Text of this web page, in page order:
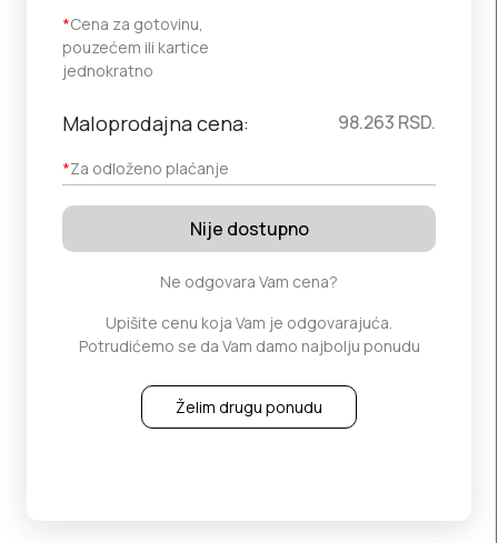
*Cena za gotovinu,
pouzećem ili kartice
jednokratno
Maloprodajna cena:
*Za odloženo plaćanje
98.263 RSD.
Nije dostupno
Ne odgovara Vam cena?
Upišite cenu koja Vam je odgovarajuća.
Potrudićemo se da Vam damo najbolju ponudu
Želim drugu ponudu